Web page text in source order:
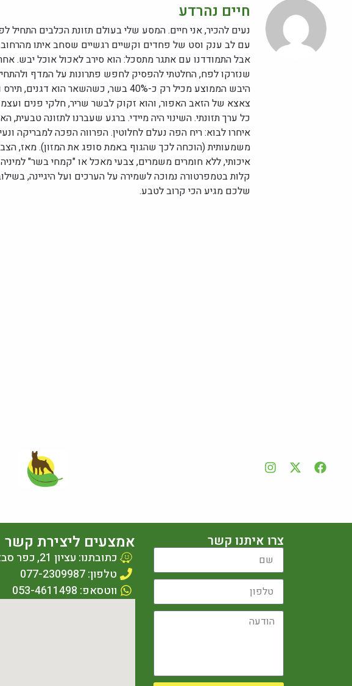
חיים נהרדע
עם לב ענק וסט של פחדים וקשיים רגשיים שסחב איתו
אבל התמודדנו עם אתגר מתסכל: הוא סירב לאכול אוכל יבש.
שנזרקו לפח, החלטתי להפסיק לחפש פתרונות על המדף
היבש הממוצע מכיל רק כ-40% בשר, כשהשאר
כל ערך תזונתי. השינוי היה מיידי. ברגע שעברנו לתזונה
איחרו לבוא: ריח הפה נעלם לחלוטין. הפרווה הפכה למבריקה
משמעותית (הוכחה לכך שהגוף באמת סופג את המזון). מאז,
איכותי, ללא חומרים משמרים, צבעי מאכל או "קמחי בשר"
קלות בטמפרטורה נמוכה לשמירה על הערכים ועל היגיינה,
שלכם מגיע הכי קרוב לטבע.
צרו איתנו קשר אמצעים ליצירת קשר
כתובתנו: עציון 21, כפר סבא
טלפון: 077-2309987
ווטסאפ: 053-4611498